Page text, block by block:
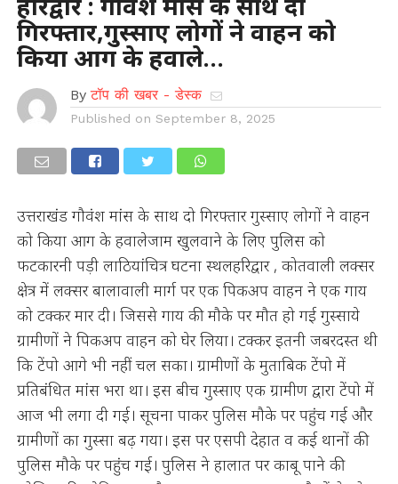
गिरफ्तार,गुस्साए लोगों ने वाहन को
किया आग के हवाले…
By टॉप की खबर - डेस्क
Published on September 8, 2025
उत्तराखंड गौवंश मांस के साथ दो गिरफ्तार गुस्साए लोगों ने वाहन
को किया आग के हवालेजाम खुलवाने के लिए पुलिस को
फटकारनी पड़ी लाठियांचित्र घटना स्थलहरिद्वार , कोतवाली लक्सर
क्षेत्र में लक्सर बालावाली मार्ग पर एक पिकअप वाहन ने एक गाय
को टक्कर मार दी। जिससे गाय की मौके पर मौत हो गई गुस्साये
ग्रामीणों ने पिकअप वाहन को घेर लिया। टक्कर इतनी जबरदस्त थी
कि टेंपो आगे भी नहीं चल सका। ग्रामीणों के मुताबिक टेंपो में
प्रतिबंधित मांस भरा था। इस बीच गुस्साए एक ग्रामीण द्वारा टेंपो में
आज भी लगा दी गई। सूचना पाकर पुलिस मौके पर पहुंच गई और
ग्रामीणों का गुस्सा बढ़ गया। इस पर एसपी देहात व कई थानों की
पुलिस मौके पर पहुंच गई। पुलिस ने हालात पर काबू पाने की